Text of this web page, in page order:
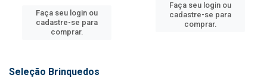
Faça seu login ou
cadastre-se para
comprar.
Faça seu login ou
cadastre-se para
comprar.
Seleção Brinquedos